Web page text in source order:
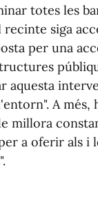
totes les
siga
per una
aquesta
A
millora
a oferir als i